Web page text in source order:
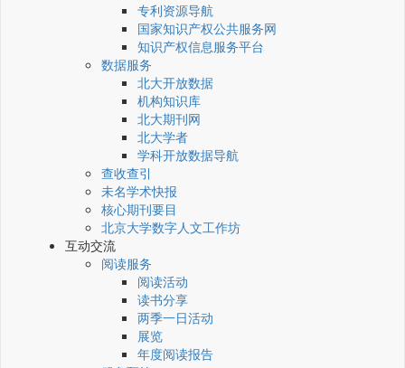
专利资源导航
国家知识产权公共服务网
知识产权信息服务平台
数据服务
北大开放数据
机构知识库
北大期刊网
北大学者
学科开放数据导航
查收查引
未名学术快报
核心期刊要目
北京大学数字人文工作坊
互动交流
阅读服务
阅读活动
读书分享
两季一日活动
展览
年度阅读报告